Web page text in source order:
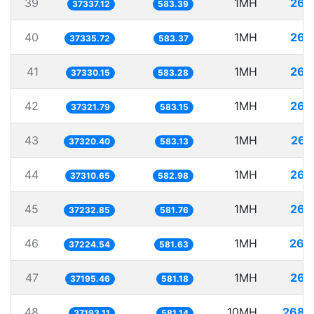
39 37337.12 583.39 1MH
40 37335.72 583.37 1MH
41 37330.15 583.28 1MH
42 37321.79 583.15 1MH
43 37320.40 583.13 1MH
44 37310.65 582.98 1MH
45 37232.85 581.76 1MH
46 37224.54 581.63 1MH
47 37195.46 581.18 1MH